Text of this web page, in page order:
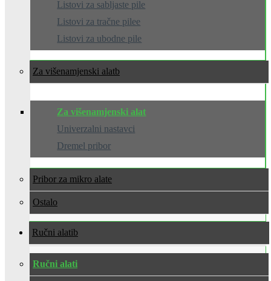
Listovi za sabljaste pile
Listovi za tračne pilee
Listovi za ubodne pile
Za višenamjenski alat
Za višenamjenski alat
Univerzalni nastavci
Dremel pribor
Pribor za mikro alate
Ostalo
Ručni alati
Ručni alati